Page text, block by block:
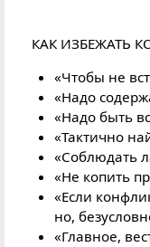
КАК ИЗБЕЖАТЬ
«Чтобы не
«Надо
«Надо быть
«Тактично
«Соблюдать
«Не копить
«Если
но,
«Главное,